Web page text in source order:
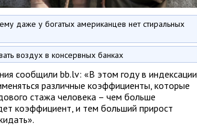
даже у богатых американцев нет стиральных
воздух в консервных банках
сообщили bb.lv: «В этом году в индексации
различные коэффициенты, которые
стажа человека – чем больше
коэффициент, и тем больший прирост